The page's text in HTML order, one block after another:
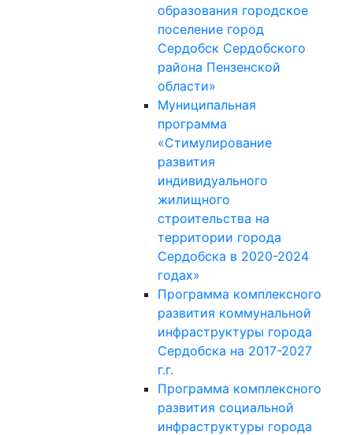
образования городское
поселение город
Сердобск Сердобского
района Пензенской
области»
Муниципальная
программа
«Стимулирование
развития
индивидуального
жилищного
строительства на
территории города
Сердобска в 2020-2024
годах»
Программа комплексного
развития коммунальной
инфраструктуры города
Сердобска на 2017-2027
г.г.
Программа комплексного
развития социальной
инфраструктуры города